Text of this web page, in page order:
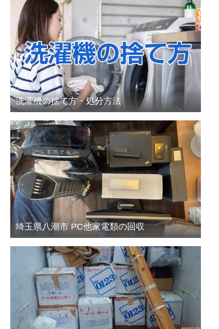
洗濯機の捨て方・処分方法
埼玉県八潮市 PC他家電類の回収